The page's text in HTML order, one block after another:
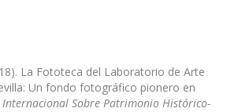
La Fototeca del Laboratorio de Arte
Un fondo fotográfico pionero en
Internacional Sobre Patrimonio Histórico-